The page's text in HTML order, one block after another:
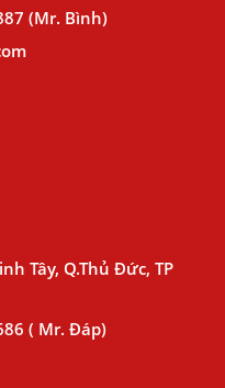
(Mr. Bình)
Tây, Q.Thủ Đức, TP
( Mr. Đáp)